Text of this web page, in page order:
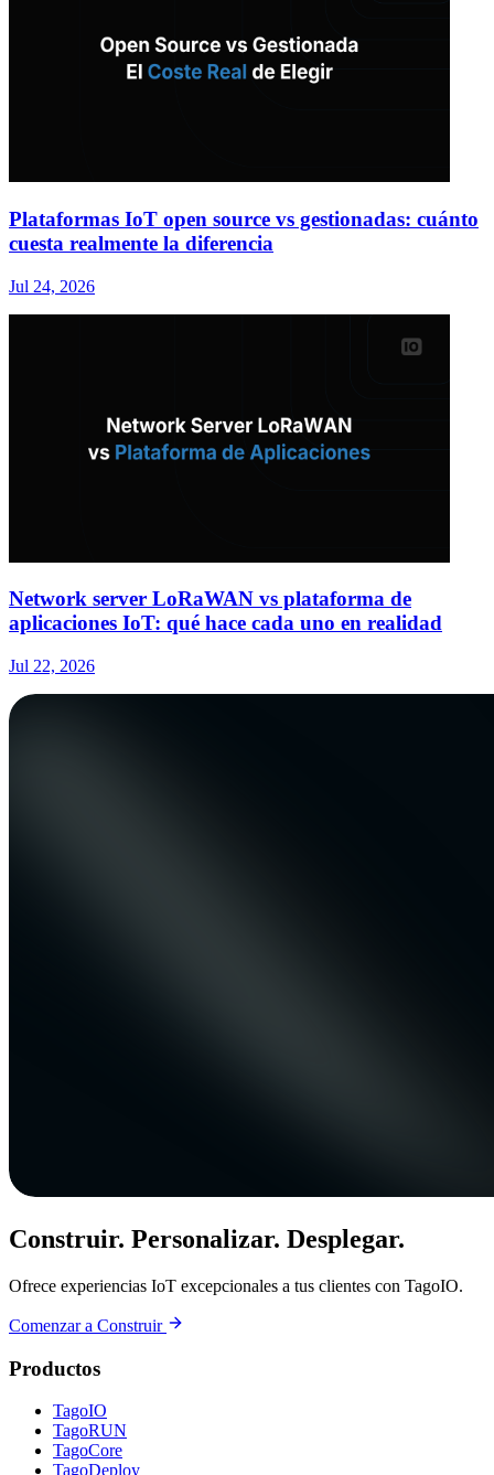
Plataformas IoT open source vs gestionadas: cuánto
cuesta realmente la diferencia
Jul 24, 2026
Network server LoRaWAN vs plataforma de
aplicaciones IoT: qué hace cada uno en realidad
Jul 22, 2026
Construir. Personalizar. Desplegar.
Ofrece experiencias IoT excepcionales a tus clientes con TagoIO.
Comenzar a Construir
Productos
TagoIO
TagoRUN
TagoCore
TagoDeploy